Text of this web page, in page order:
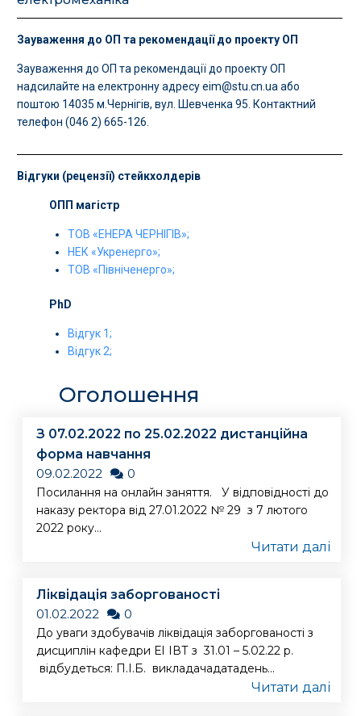
Зауваження до ОП та рекомендації до проекту ОП
Зауваження до ОП та рекомендації до проекту ОП
надсилайте на електронну адресуeim@stu.cn.ua або
поштою 14035 м.Чернігів, вул. Шевченка 95. Контактний
телефон (046 2) 665-126.
Відгуки (рецензії) стейкхолдерів
ОПП магістр
ТОВ «ЕНЕРА ЧЕРНІГІВ»;
НЕК «Укренерго»;
ТОВ «Північенерго»;
PhD
Відгук 1;
Відгук 2;
Оголошення
З 07.02.2022 по 25.02.2022 дистанційна
форма навчання
09.02.2022
0
Посилання на онлайн заняття. У відповідності до
наказу ректора від 27.01.2022 № 29 з 7 лютого
2022 року...
Читати далі
Ліквідація заборгованості
01.02.2022
0
До уваги здобувачів ліквідація заборгованості з
дисциплін кафедри ЕІ ІВТ з 31.01 – 5.02.22 р.
відбудеться: П.І.Б. викладачадатадень...
Читати далі